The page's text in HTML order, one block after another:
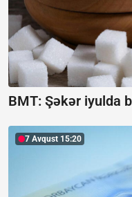
BMT: Şəkər iyulda
7 Avqust 15:20